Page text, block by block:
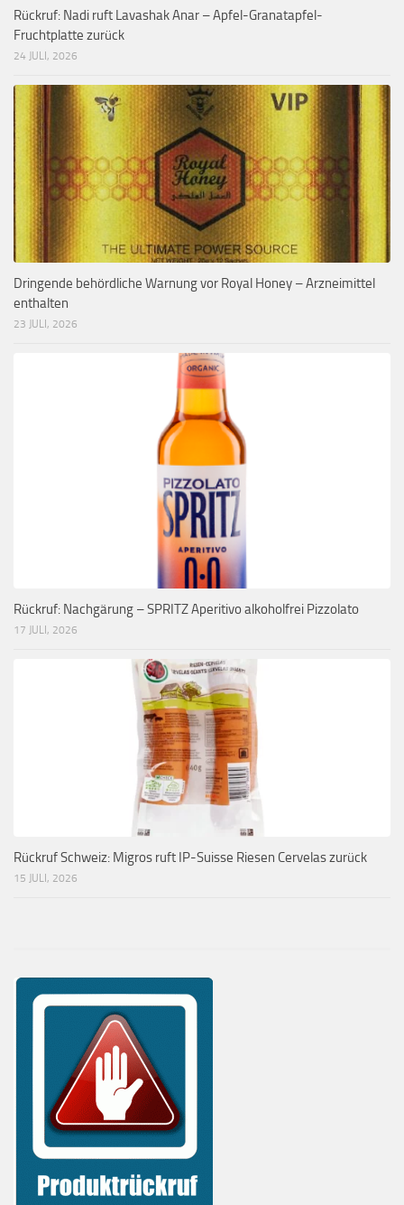
Rückruf: Nadi ruft Lavashak Anar – Apfel-Granatapfel-
Fruchtplatte zurück
24 JULI, 2026
Dringende behördliche Warnung vor Royal Honey – Arzneimittel
enthalten
23 JULI, 2026
Rückruf: Nachgärung – SPRITZ Aperitivo alkoholfrei Pizzolato
17 JULI, 2026
Rückruf Schweiz: Migros ruft IP-Suisse Riesen Cervelas zurück
15 JULI, 2026